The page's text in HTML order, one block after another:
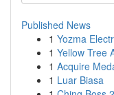
Published News
1 Yozma
1 Yellow Tree
1 Acquire
1 Luar Biasa